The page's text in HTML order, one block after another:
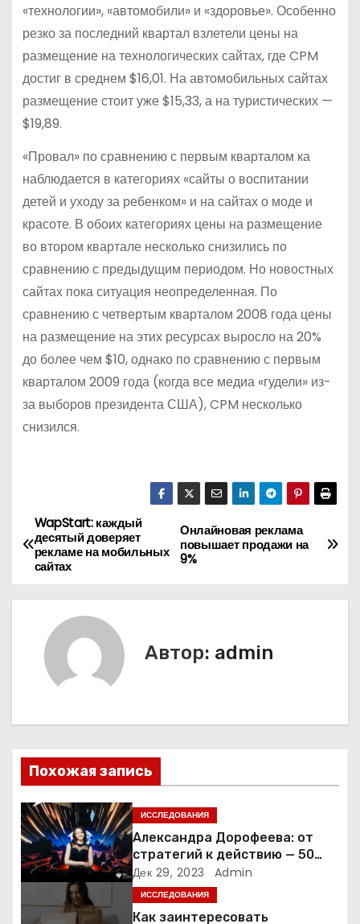
«технологии», «автомобили» и «здоровье». Особенно
резко за последний квартал взлетели цены на
размещение на технологических сайтах, где CPM
достиг в среднем $16,01. На автомобильных сайтах
размещение стоит уже $15,33, а на туристических —
$19,89.
«Провал» по сравнению с первым кварталом ка
наблюдается в категориях «сайты о воспитании
детей и уходу за ребенком» и на сайтах о моде и
красоте. В обоих категориях цены на размещение
во втором квартале несколько снизились по
сравнению с предыдущим периодом. Но новостных
сайтах пока ситуация неопределенная. По
сравнению с четвертым кварталом 2008 года цены
на размещение на этих ресурсах выросло на 20%
до более чем $10, однако по сравнению с первым
кварталом 2009 года (когда все медиа «гудели» из-
за выборов президента США), CPM несколько
снизился.
Н
а
в
ц
и
я
п
о
з
Онлайновая реклама
повышает продажи на
9%
WapStart: каждый
десятый доверяет
рекламе на мобильных
сайтах
Автор: admin
Похожая запись
ИССЛЕДОВАНИЯ
Александра Дорофеева: от
стратегий к действию — 50
точек роста онлайн-школы
Дек 29, 2023 Admin
ИССЛЕДОВАНИЯ
Как заинтересовать